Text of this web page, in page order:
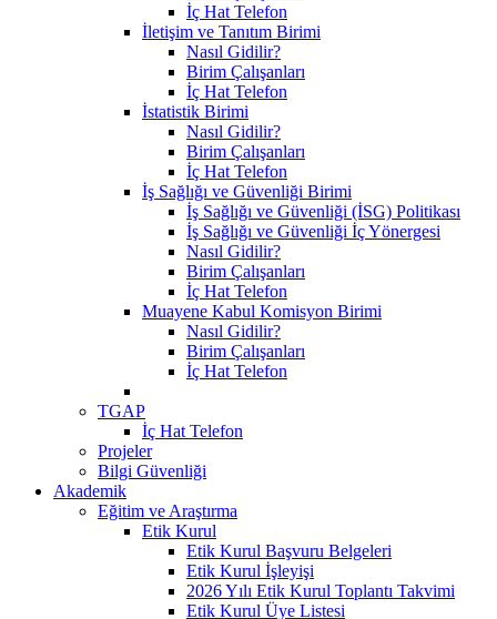
İç Hat Telefon
İletişim ve Tanıtım Birimi
Nasıl Gidilir?
Birim Çalışanları
İç Hat Telefon
İstatistik Birimi
Nasıl Gidilir?
Birim Çalışanları
İç Hat Telefon
İş Sağlığı ve Güvenliği Birimi
İş Sağlığı ve Güvenliği (İSG) Politikası
İş Sağlığı ve Güvenliği İç Yönergesi
Nasıl Gidilir?
Birim Çalışanları
İç Hat Telefon
Muayene Kabul Komisyon Birimi
Nasıl Gidilir?
Birim Çalışanları
İç Hat Telefon
TGAP
İç Hat Telefon
Projeler
Bilgi Güvenliği
Akademik
Eğitim ve Araştırma
Etik Kurul
Etik Kurul Başvuru Belgeleri
Etik Kurul İşleyişi
2026 Yılı Etik Kurul Toplantı Takvimi
Etik Kurul Üye Listesi